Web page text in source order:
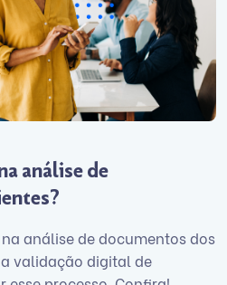
análise de
análise de documentos dos
validação digital de